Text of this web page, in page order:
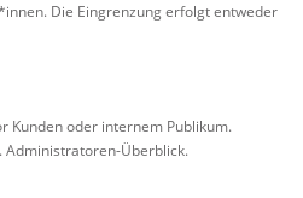
Die Eingrenzung erfolgt entweder
Kunden oder internem Publikum.
Administratoren-Überblick.